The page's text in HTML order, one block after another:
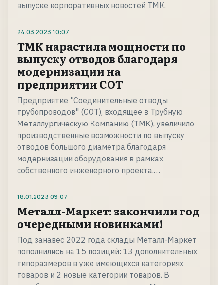
выпуске корпоративных новостей ТМК.
24.03.2023 10:07
ТМК нарастила мощности по
выпуску отводов благодаря
модернизации на
предприятии СОТ
Предприятие "Соединительные отводы
трубопроводов" (СОТ), входящее в Трубную
Металлургическую Компанию (ТМК), увеличило
производственные возможности по выпуску
отводов большого диаметра благодаря
модернизации оборудования в рамках
собственного инженерного проекта.…
18.01.2023 09:07
Металл-Маркет: закончили год
очередными новинками!
Под занавес 2022 года склады Металл-Маркет
пополнились на 15 позиций: 13 дополнительных
типоразмеров в уже имеющихся категориях
товаров и 2 новые категории товаров. В